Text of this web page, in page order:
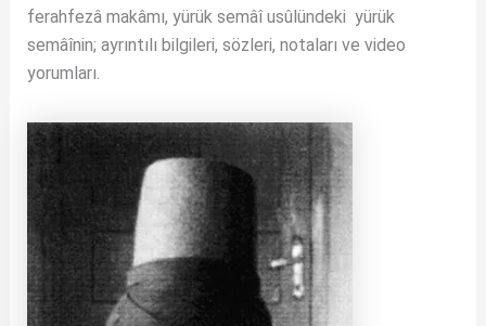
ferahfezâ makâmı, yürük semâî usûlündeki yürük
semâînin; ayrıntılı bilgileri, sözleri, notaları ve video
yorumları.